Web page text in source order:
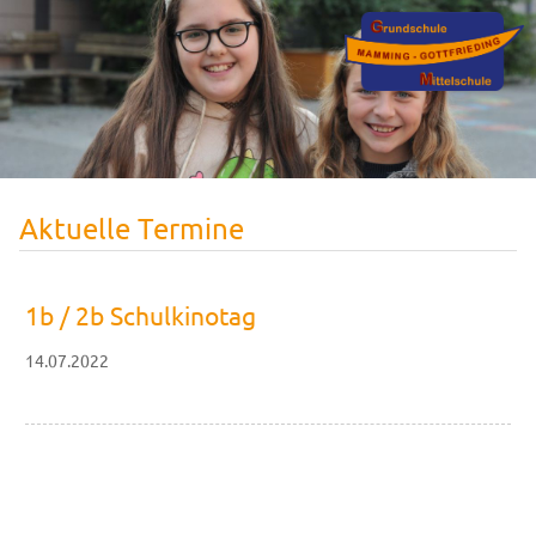
Aktuelle Termine
1b / 2b Schulkinotag
14.07.2022